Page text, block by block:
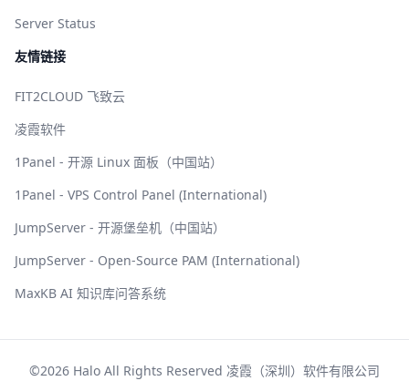
Server Status
友情链接
FIT2CLOUD 飞致云
凌霞软件
1Panel - 开源 Linux 面板（中国站）
1Panel - VPS Control Panel (International)
JumpServer - 开源堡垒机（中国站）
JumpServer - Open-Source PAM (International)
MaxKB AI 知识库问答系统
©2026 Halo All Rights Reserved 凌霞（深圳）软件有限公司